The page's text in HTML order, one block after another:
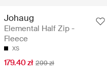
Johaug
Elemental Half Zip -
Fleece
XS
179.40 zł 299 zł